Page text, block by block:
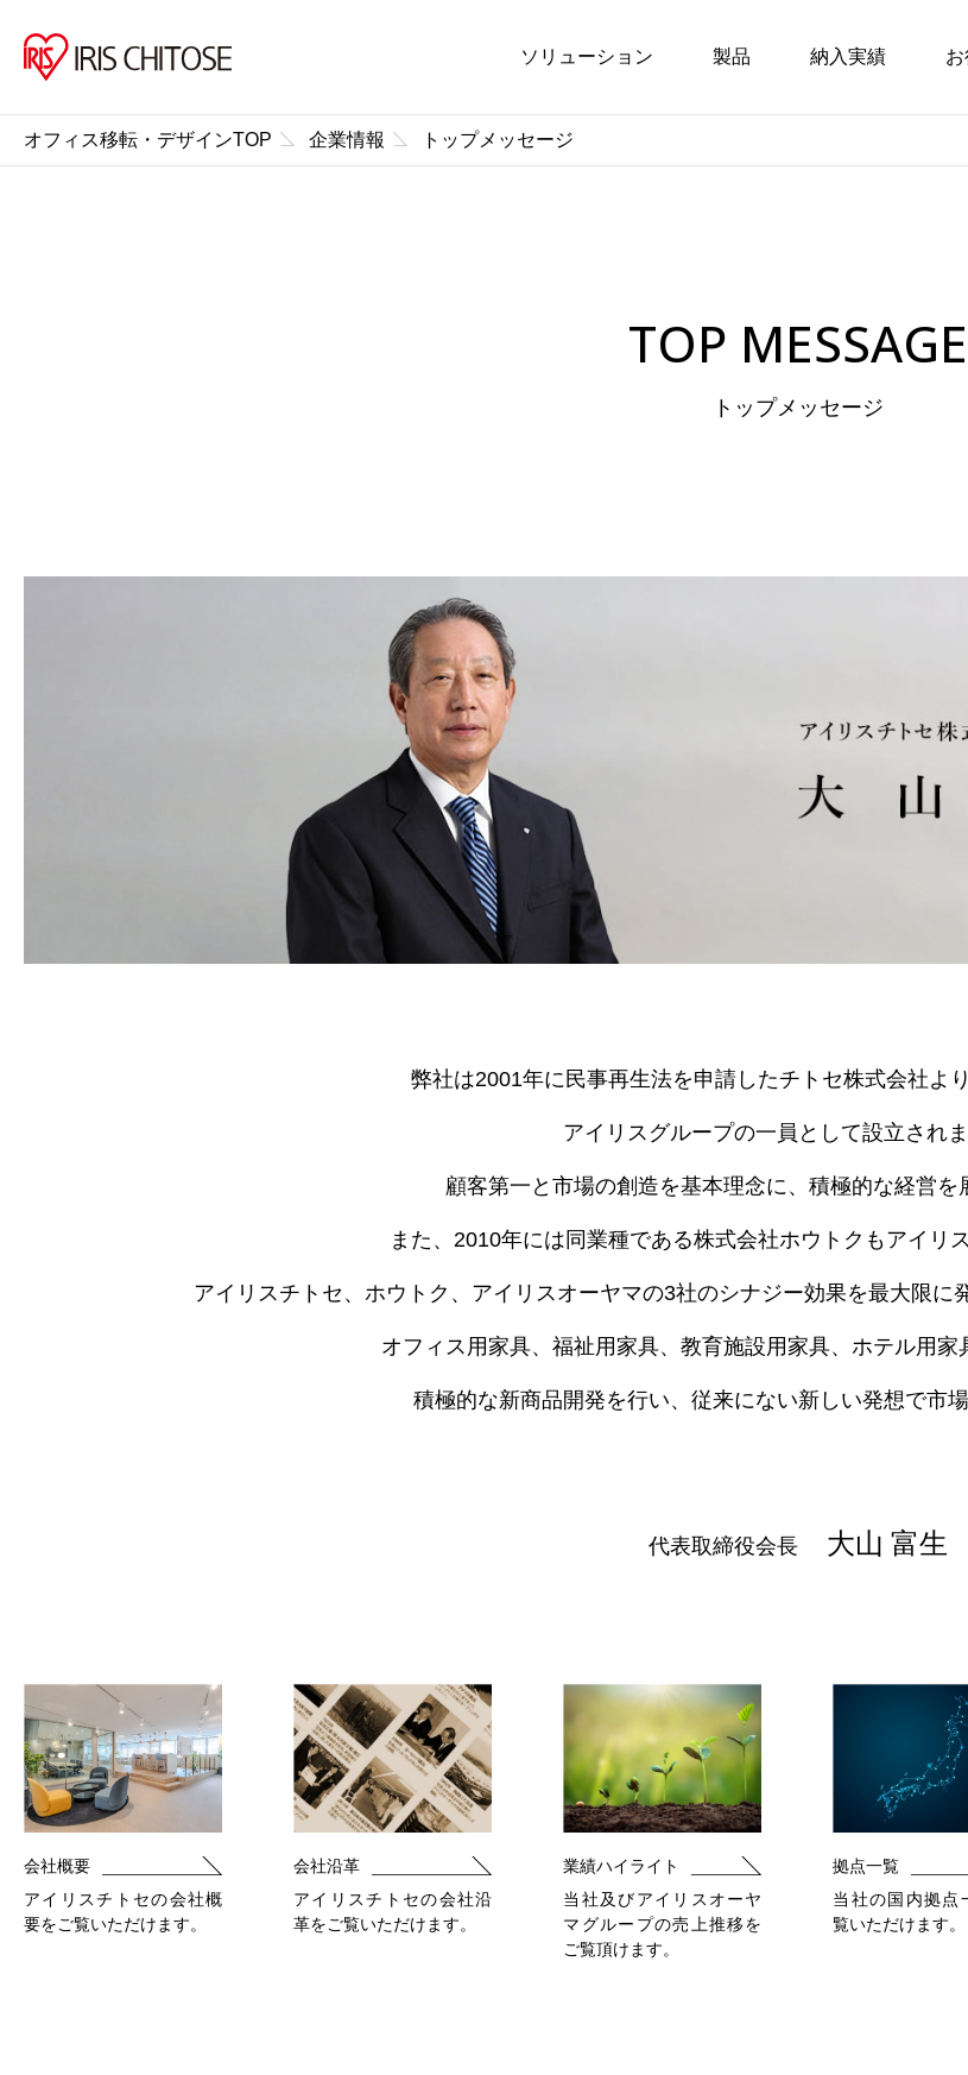
ソリューション 製品 納入実績
オフィス移転・デザインTOP 企業情報 トップメッセージ
TOP MESSAGE
トップメッセージ
弊社は2001年に民事再生法を申請したチトセ株式会社よ
アイリスグループの一員として設立されま
顧客第一と市場の創造を基本理念に、積極的な経営を
また、2010年には同業種である株式会社ホウトクもアイリ
アイリスチトセ、ホウトク、アイリスオーヤマの3社のシナジー効果を最大限に
オフィス用家具、福祉用家具、教育施設用家具、ホテル用家
積極的な新商品開発を行い、従来にない新しい発想で市
代表取締役会長 大山 富生
会社概要
アイリスチトセの会社概
要をご覧いただけます。
会社沿革
アイリスチトセの会社沿
革をご覧いただけます。
業績ハイライト
当社及びアイリスオーヤ
マグループの売上推移を
ご覧頂けます。
拠点一覧
当社の国内拠点
覧いただけます。